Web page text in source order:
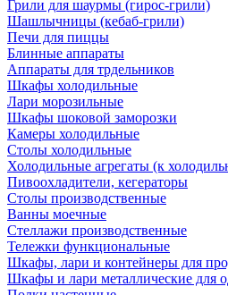
Грили для шаурмы (гирос-грили)
Шашлычницы (кебаб-грили)
Печи для пиццы
Блинные аппараты
Аппараты для трдельников
Шкафы холодильные
Лари морозильные
Шкафы шоковой заморозки
Камеры холодильные
Столы холодильные
Холодильные агрегаты (к
Пивоохладители, кегераторы
Столы производственные
Ванны моечные
Стеллажи производственные
Тележки функциональные
Шкафы, лари и контейнеры для
Шкафы и лари металлические для